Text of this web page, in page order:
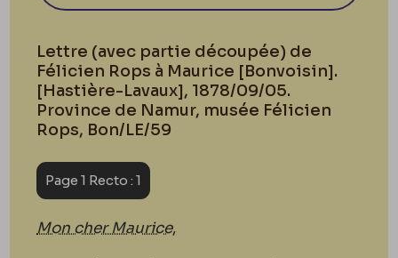
Lettre (avec partie découpée) de
Félicien Rops à Maurice [Bonvoisin].
[Hastière-Lavaux], 1878/09/05.
Province de Namur, musée Félicien
Rops, Bon/LE/59
Page 1 Recto : 1
Mon cher Maurice,